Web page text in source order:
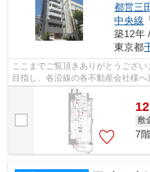
都営三
中央線
築12年
東京都
ここまでご覧頂きありがとうござ
目指し、各沿線の各不動産会社様
様へ提供しております！最新の情報
敷
7